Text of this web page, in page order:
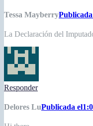
Tessa Mayberry
La Declaración del
Responder
Delores LuPublicada